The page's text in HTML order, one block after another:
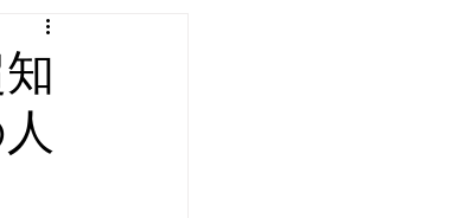
インボイス
ーター